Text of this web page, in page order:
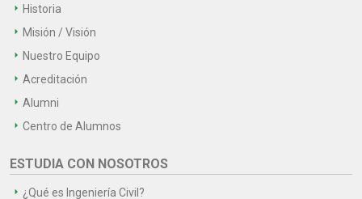
Historia
Misión / Visión
Nuestro Equipo
Acreditación
Alumni
Centro de Alumnos
ESTUDIA CON NOSOTROS
¿Qué es Ingeniería Civil?